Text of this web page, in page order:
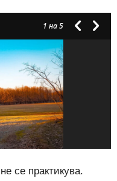
1 на 5
се практикува.